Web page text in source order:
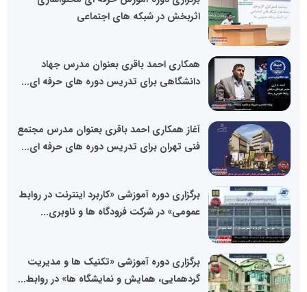
اثربخش در شبکه های اجتماعی
همکاری احمد باقری بعنوان مدرس جهاد
دانشگاهی برای تدریس دوره های حرفه ای...
آغاز همکاری احمد باقری بعنوان مدرس مجتمع
فنی تهران برای تدریس دوره های حرفه ای...
برگزاری دوره آموزشی «کاربرد اینترنت در روابط
عمومی» در شرکت فرودگاه ها و ناوبری...
برگزاری دوره آموزشی «تکنیک ها و مدیریت
گردهمایی، همایش و نمایشگاه ها» در روابط...